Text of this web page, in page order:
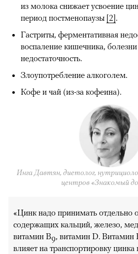
из молока снижает усвоение
период постменопаузы [2].
Гастриты, ферментативная
воспаление кишечника,
недостаточность.
Злоупотребление алкоголем.
Кофе и чай (из-за кофеина).
Инга Давтян, диетолог,
центров «Знакомый
«Цинк надо принимать отдельно
содержащих кальций, железо,
витамин B9, витамин D. Витамин
влияет на транспортировку